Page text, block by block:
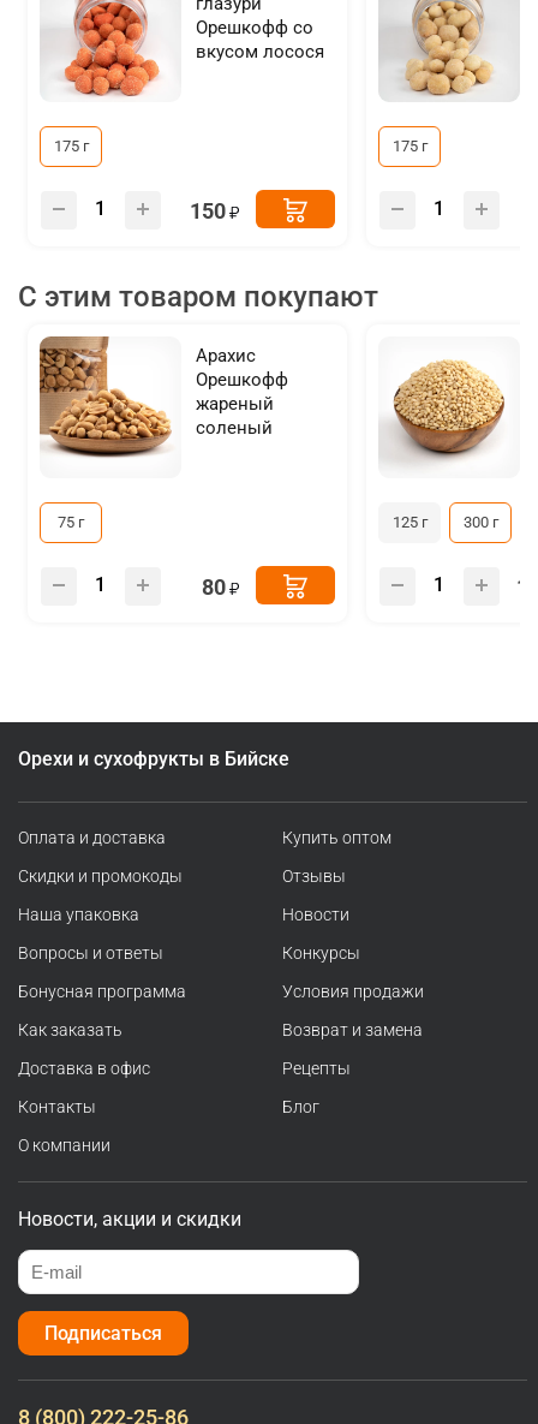
Орешкофф со
вкусом лосося
175 г
150
175 г
С этим товаром покупают
Арахис
Орешкофф
жареный
соленый
75 г
80
125 г 300 г
Орехи и сухофрукты в Бийске
Оплата и доставка
Скидки и промокоды
Наша упаковка
Вопросы и ответы
Бонусная программа
Как заказать
Доставка в офис
Контакты
О компании
Купить оптом
Отзывы
Новости
Конкурсы
Условия продажи
Возврат и замена
Рецепты
Блог
Новости, акции и скидки
Подписаться
8 (800) 222-25-86